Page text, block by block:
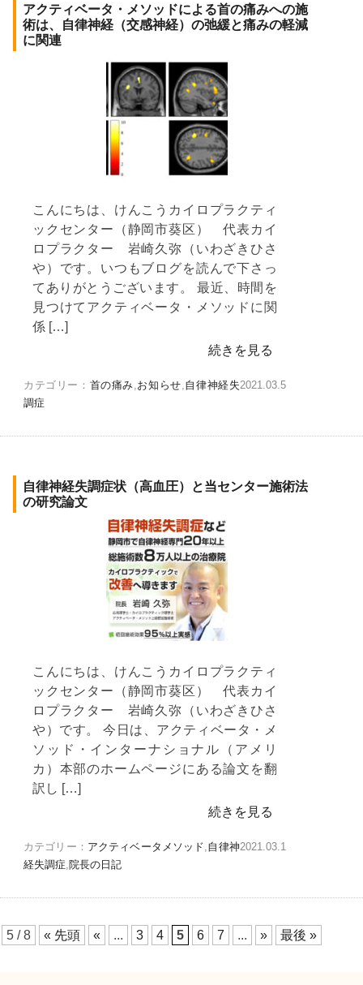
アクティベータ・メソッドによる首の痛みへの施
術は、自律神経（交感神経）の弛緩と痛みの軽減
に関連
こんにちは、けんこうカイロプラクティ
ックセンター（静岡市葵区） 代表カイ
ロプラクター 岩崎久弥（いわざきひさ
や）です。いつもブログを読んで下さっ
てありがとうございます。 最近、時間を
見つけてアクティベータ・メソッドに関
係 […]
続きを見る
2021.03.5
カテゴリー： 首の痛み,お知らせ,自律神経失
調症
自律神経失調症状（高血圧）と当センター施術法
の研究論文
こんにちは、けんこうカイロプラクティ
ックセンター（静岡市葵区） 代表カイ
ロプラクター 岩崎久弥（いわざきひさ
や）です。 今日は、アクティベータ・メ
ソッド・インターナショナル（アメリ
カ）本部のホームページにある論文を翻
訳し […]
続きを見る
2021.03.1
カテゴリー： アクティベータメソッド,自律神
経失調症,院長の日記
5 / 8 « 先頭 « ... 3 4 5 6 7 ... » 最後 »